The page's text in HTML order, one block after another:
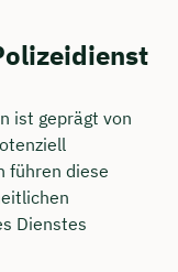
ist geprägt von
führen diese
Dienstes